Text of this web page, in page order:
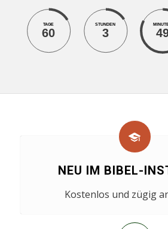
TAGE
60
STUNDEN
3
NEU IM BIBEL-
Kostenlos und zügig